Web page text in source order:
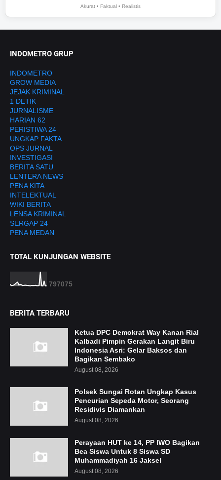
Akurat • Faktual • Realistis
INDOMETRO GRUP
INDOMETRO
GROW MEDIA
JEJAK KRIMINAL
1 DETIK
JURNALISME
HARIAN 62
PERISTIWA 24
UNGKAP FAKTA
OPS JURNAL
INVESTIGASI
BERITA SATU
LENTERA NEWS
PENA KITA
INTELEKTUAL
WIKI BERITA
LENSA KRIMINAL
SERGAP 24
PENA MEDAN
TOTAL KUNJUNGAN WEBSITE
797075
BERITA TERBARU
Ketua DPC Demokrat Way Kanan Rial
Kalbadi Pimpin Gerakan Langit Biru
Indonesia Asri: Gelar Baksos dan
Bagikan Sembako
August 08, 2026
Polsek Sungai Rotan Ungkap Kasus
Pencurian Sepeda Motor, Seorang
Residivis Diamankan
August 08, 2026
Perayaan HUT ke 14, PP IWO Bagikan
Bea Siswa Untuk 8 Siswa SD
Muhammadiyah 16 Jaksel
August 08, 2026